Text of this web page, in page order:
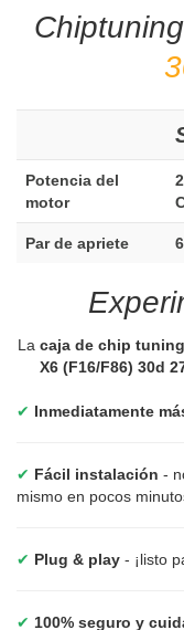
Potencia del
motor
Par de apriete
La caja de chip
X6 (F16/F86) 30d
✔ Inmediatamente
✔ Fácil instalación -
mismo en pocos
✔ Plug & play - ¡listo
✔ 100% seguro y